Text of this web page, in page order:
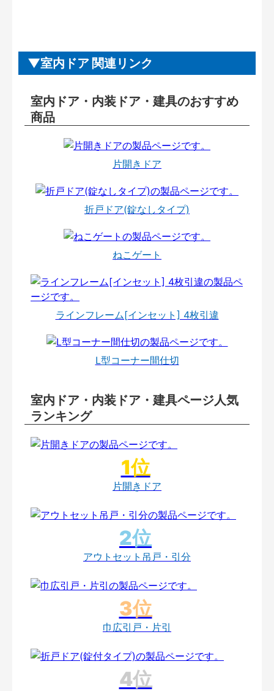
室内ドア 関連リンク
室内ドア・内装ドア・建具のおすすめ
商品
片開きドア
折戸ドア(錠なしタイプ)
ねこゲート
ラインフレーム[インセット] 4枚引違
L型コーナー間仕切
室内ドア・内装ドア・建具ページ人気
ランキング
片開きドア
アウトセット吊戸・引分
巾広引戸・片引